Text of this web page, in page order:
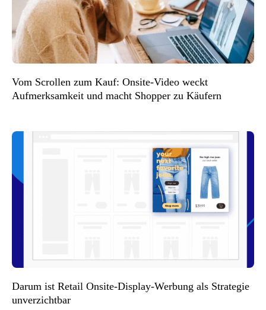
Vom Scrollen zum Kauf: Onsite-Video weckt
Aufmerksamkeit und macht Shopper zu Käufern
Darum ist Retail Onsite-Display-Werbung als Strategie
unverzichtbar